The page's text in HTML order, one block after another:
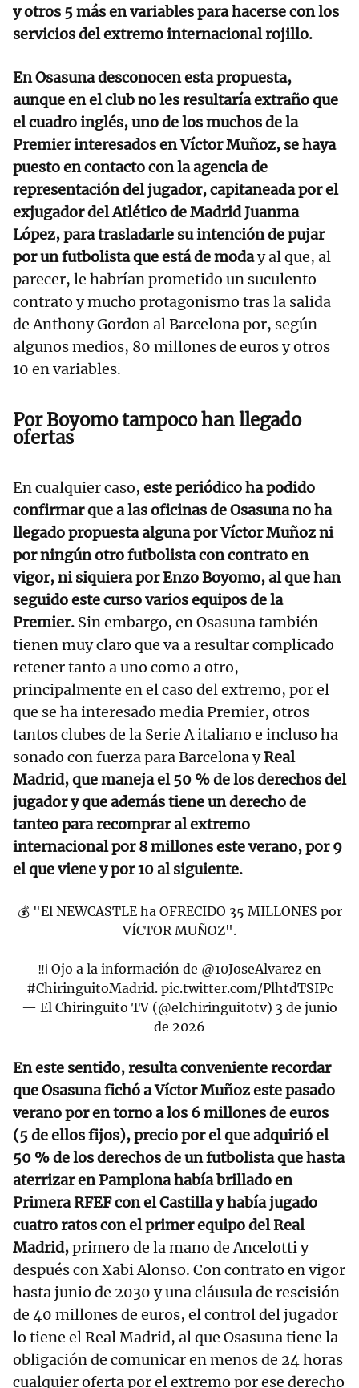
y otros 5 más en variables para hacerse con los
servicios del extremo internacional rojillo.
En Osasuna desconocen esta propuesta,
aunque en el club no les resultaría extraño que
el cuadro inglés, uno de los muchos de la
Premier interesados en Víctor Muñoz, se haya
puesto en contacto con la agencia de
representación del jugador, capitaneada por el
exjugador del Atlético de Madrid Juanma
López, para trasladarle su intención de pujar
por un futbolista que está de moday al que, al
parecer, le habrían prometido un suculento
contrato y mucho protagonismo tras la salida
de Anthony Gordon al Barcelona por, según
algunos medios, 80 millones de euros y otros
10 en variables.
Por Boyomo tampoco han llegado
ofertas
En cualquier caso, este periódico ha podido
confirmar que a las oficinas de Osasuna no ha
llegado propuesta alguna por Víctor Muñoz ni
por ningún otro futbolista con contrato en
vigor, ni siquiera por Enzo Boyomo, al que han
seguido este curso varios equipos de la
Premier. Sin embargo, en Osasuna también
tienen muy claro que va a resultar complicado
retener tanto a uno como a otro,
principalmente en el caso del extremo, por el
que se ha interesado media Premier, otros
tantos clubes de la Serie A italiano e incluso ha
sonado con fuerza para Barcelona yReal
Madrid, que maneja el 50 % de los derechos del
jugador y que además tiene un derecho de
tanteo para recomprar al extremo
internacional por 8 millones este verano, por 9
el que viene y por 10 al siguiente.
💰 "El NEWCASTLE ha OFRECIDO 35 MILLONES por
VÍCTOR MUÑOZ".
‼️ℹ️ Ojo a la información de @10JoseAlvarez en
#ChiringuitoMadrid. pic.twitter.com/PlhtdTSIPc
— El Chiringuito TV (@elchiringuitotv) 3 de junio
de 2026
En este sentido, resulta conveniente recordar
que Osasuna fichó a Víctor Muñoz este pasado
verano por en torno a los 6 millones de euros
(5 de ellos fijos), precio por el que adquirió el
50 % de los derechos de un futbolista que hasta
aterrizar en Pamplona había brillado en
Primera RFEF con el Castilla y había jugado
cuatro ratos con el primer equipo del Real
Madrid,primero de la mano de Ancelotti y
después con Xabi Alonso. Con contrato en vigor
hasta junio de 2030 y una cláusula de rescisión
de 40 millones de euros, el control del jugador
lo tiene el Real Madrid, al que Osasuna tiene la
obligación de comunicar en menos de 24 horas
cualquier oferta por el extremo por ese derecho